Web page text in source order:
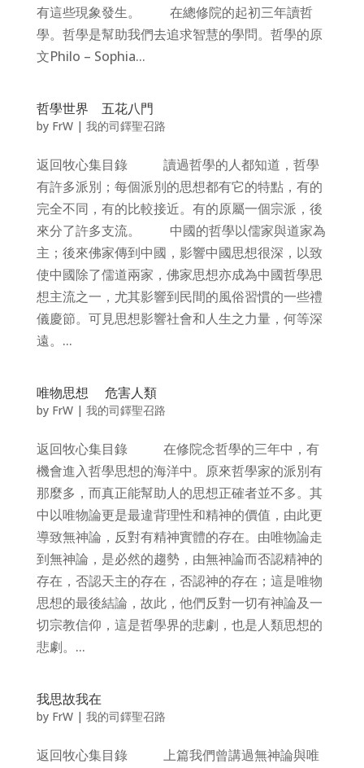
有這些現象發生。 在總修院的起初三年讀哲
學。哲學是幫助我們去追求智慧的學問。哲學的原
文Philo – Sophia...
哲學世界 五花八門
by FrW| 我的司鐸聖召路
返回牧心集目錄 讀過哲學的人都知道，哲學
有許多派別；每個派別的思想都有它的特點，有的
完全不同，有的比較接近。有的原屬一個宗派，後
來分了許多支流。 中國的哲學以儒家與道家為
主；後來佛家傳到中國，影響中國思想很深，以致
使中國除了儒道兩家，佛家思想亦成為中國哲學思
想主流之一，尤其影響到民間的風俗習慣的一些禮
儀慶節。可見思想影響社會和人生之力量，何等深
遠。...
唯物思想 危害人類
by FrW| 我的司鐸聖召路
返回牧心集目錄 在修院念哲學的三年中，有
機會進入哲學思想的海洋中。原來哲學家的派別有
那麼多，而真正能幫助人的思想正確者並不多。其
中以唯物論更是最違背理性和精神的價值，由此更
導致無神論，反對有精神實體的存在。由唯物論走
到無神論，是必然的趨勢，由無神論而否認精神的
存在，否認天主的存在，否認神的存在；這是唯物
思想的最後結論，故此，他們反對一切有神論及一
切宗教信仰，這是哲學界的悲劇，也是人類思想的
悲劇。...
我思故我在
by FrW| 我的司鐸聖召路
返回牧心集目錄 上篇我們曾講過無神論與唯